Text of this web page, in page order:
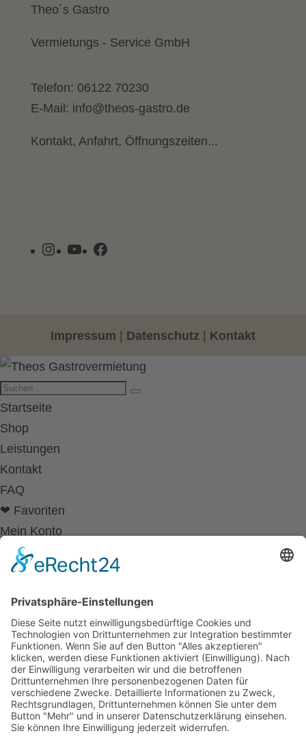
Theo´s Gastro
Vermietungs - Service GmbH
Telefon: 06122 70230
E-Mail: info@theos-gastro.de
Kontakt, Anfahrt, Öffnungszeiten...
Instagram
YouTubeFacebook
Impressum Datenschutz Kontakt
Startseite
Shop
Leistungen
Kontakt
FAQ
❤ Favoriten
Mein Konto
Betriebsferien
Wir befinden uns vom
19.12.2025 bis einschließlich 07.01.2026
in unseren Betriebsferien.
In dieser Zeit werden Anfragen